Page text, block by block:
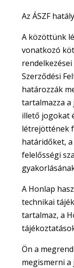
Az ÁSZF
A közöttünk
vonatkozó
Szerződési
határozzák
tartalmazza a
illető jogokat
létrejöttének
határidőket,
felelősségi
A Honlap
technikai
tartalmaz, a
Ön a
megismerni a